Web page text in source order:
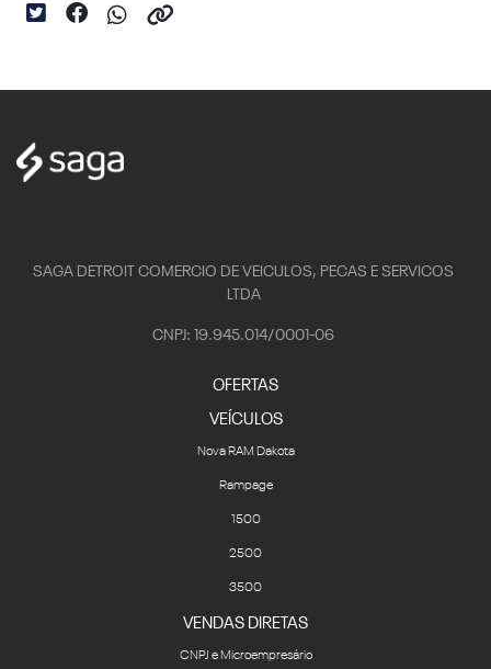
SAGA DETROIT COMERCIO DE VEICULOS, PECAS E SERVICOS
LTDA
CNPJ: 19.945.014/0001-06
OFERTAS
VEÍCULOS
Nova RAM Dakota
Rampage
1500
2500
3500
VENDAS DIRETAS
CNPJ e Microempresário